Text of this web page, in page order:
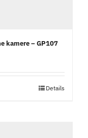
kamere – GP107
Details